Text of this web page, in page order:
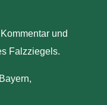
und
Falzziegels.